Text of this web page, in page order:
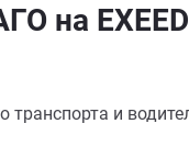
на
и